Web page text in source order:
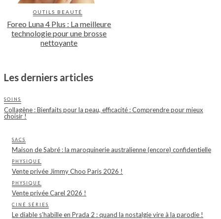
OUTILS BEAUTÉ
Foreo Luna 4 Plus : La meilleure
technologie pour une brosse
nettoyante
Les derniers articles
SOINS
Collagène : Bienfaits pour la peau, efficacité : Comprendre pour mieux
choisir !
SACS
Maison de Sabré : la maroquinerie australienne (encore) confidentielle
PHYSIQUE
Vente privée Jimmy Choo Paris 2026 !
PHYSIQUE
Vente privée Carel 2026 !
CINÉ SÉRIES
Le diable s’habille en Prada 2 : quand la nostalgie vire à la parodie !